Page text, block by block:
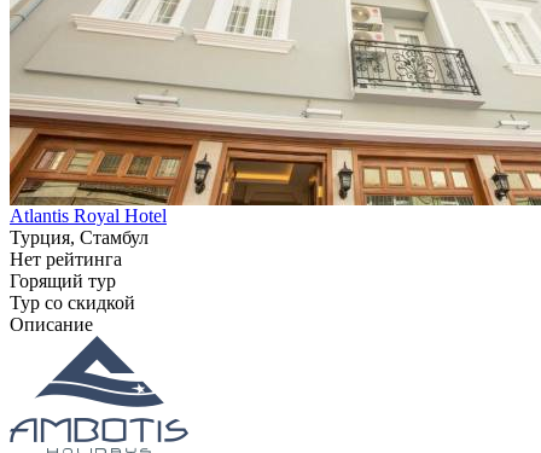
Atlantis Royal Hotel
Турция, Стамбул
Нет рейтинга
Горящий тур
Тур со скидкой
Описание